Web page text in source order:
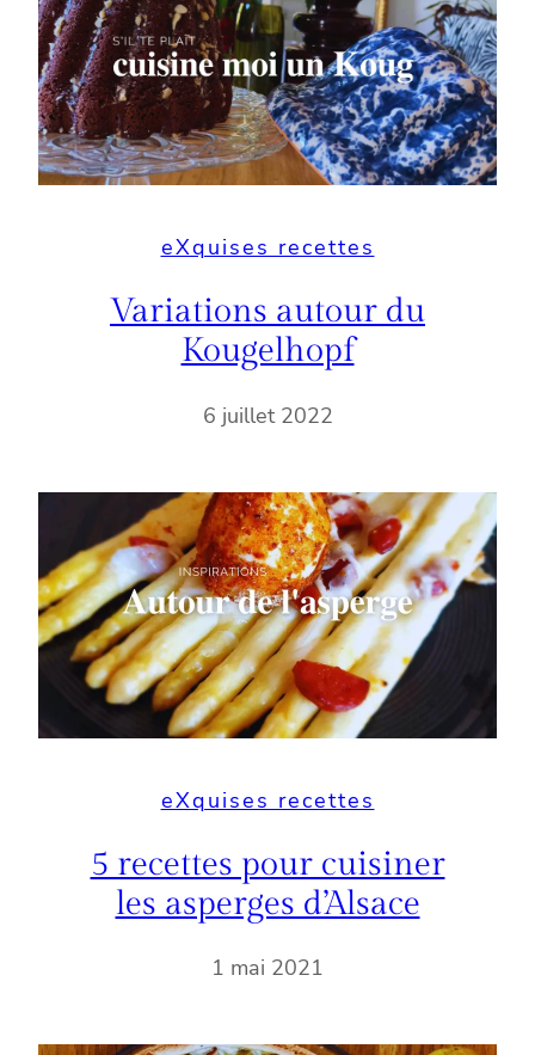
eXquises recettes
Variations autour du
Kougelhopf
6 juillet 2022
eXquises recettes
5 recettes pour cuisiner
les asperges d’Alsace
1 mai 2021